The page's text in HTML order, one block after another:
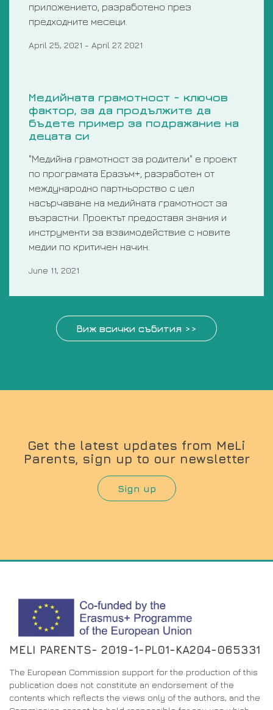
приложението, разработено през
предходните месеци.
April 25, 2021 - April 27, 2021
Медийната грамотност - ключов
фактор, за да продължите да
бъдете пример за подражание на
децата си
"Mедийна грамотност за родители" е проект
по програмата Еразъм+, разработен от
международно партньорство с цел
насърчаване на медийната грамотност за
възрастни. Проектът предоставя знания и
инструменти за взаимодействие с новите
медии по критичен начин.
June 11, 2021
Виж всички събития >>
Get the latest updates from MeLi
Parents, sign up to our newsletter
Sign up
MELI PARENTS- 2019-1-PL01-KA204-065331
The European Commission support for the production of this
publication does not constitute an endorsement of the
contents which reflects the views only of the authors, and the